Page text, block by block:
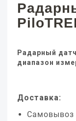
Радарный
диапазон
Доставка:
Самовывоз